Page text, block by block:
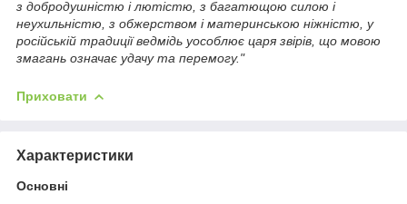
з добродушністю і лютістю, з багатющою силою і
неухильністю, з обжерством і материнською ніжністю, у
російській традиції ведмідь уособлює царя звірів, що мовою
змагань означає удачу та перемогу."
Приховати
Характеристики
Основні